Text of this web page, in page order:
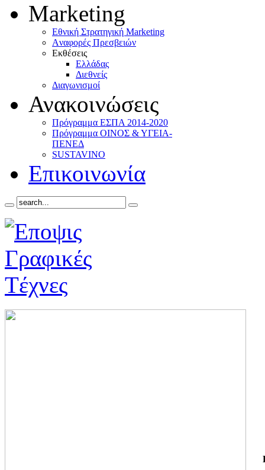
Marketing
Eθνική Στρατηγική Marketing
Aναφορές Πρεσβειών
Eκθέσεις
Eλλάδας
Διεθνείς
Διαγωνισμοί
Ανακοινώσεις
Πρόγραμμα ΕΣΠΑ 2014-2020
Πρόγραμμα ΟΙΝΟΣ & ΥΓΕΙΑ-
ΠΕΝΕΔ
SUSTAVINO
Επικοινωνία